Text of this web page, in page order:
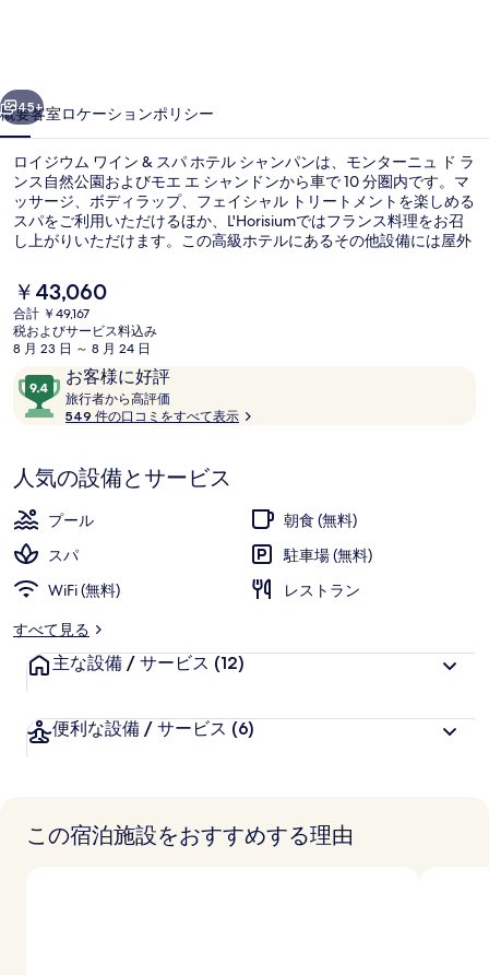
ン
&
ス
パ
ホ
テ
ル
シ
ャ
ン
ン
の
写
真
ギ
次へ
45+
概要客室ロケーションポリシー
ロイジウム ワイン & スパ ホテル シャンパンは、モンターニュ ド ラ
ンス自然公園およびモエ エ シャンドンから車で 10 分圏内です。マ
ッサージ、ボディラップ、フェイシャル トリートメントを楽しめる
スパをご利用いただけるほか、L'Horisiumではフランス料理をお召
し上がりいただけます。この高級ホテルにあるその他設備には屋外
す。親切なスタッフや総合的な施設のコンディションが旅行者の高
い評価を得ています。
現
在
の
料
は
￥43,060
￥43,060
合計 ￥49,167
税およびサービス料込み
8 月 23 日 ～ 8 月 24 日
口
コ
ミ
お客様に好評
10
段
階
9.4、
お
客
様
に
好
件
の
ミ
旅行者から高評価
行
ら
549 件の口コミをすべて表示
人気の設備とサービス
プール
朝食 (無料)
スパ
駐車場 (無料)
WiFi (無料)
レストラン
すべて見る
主な設備 / サービス (12)
便利な設備 / サービス (6)
この宿泊施設をおすすめする理由